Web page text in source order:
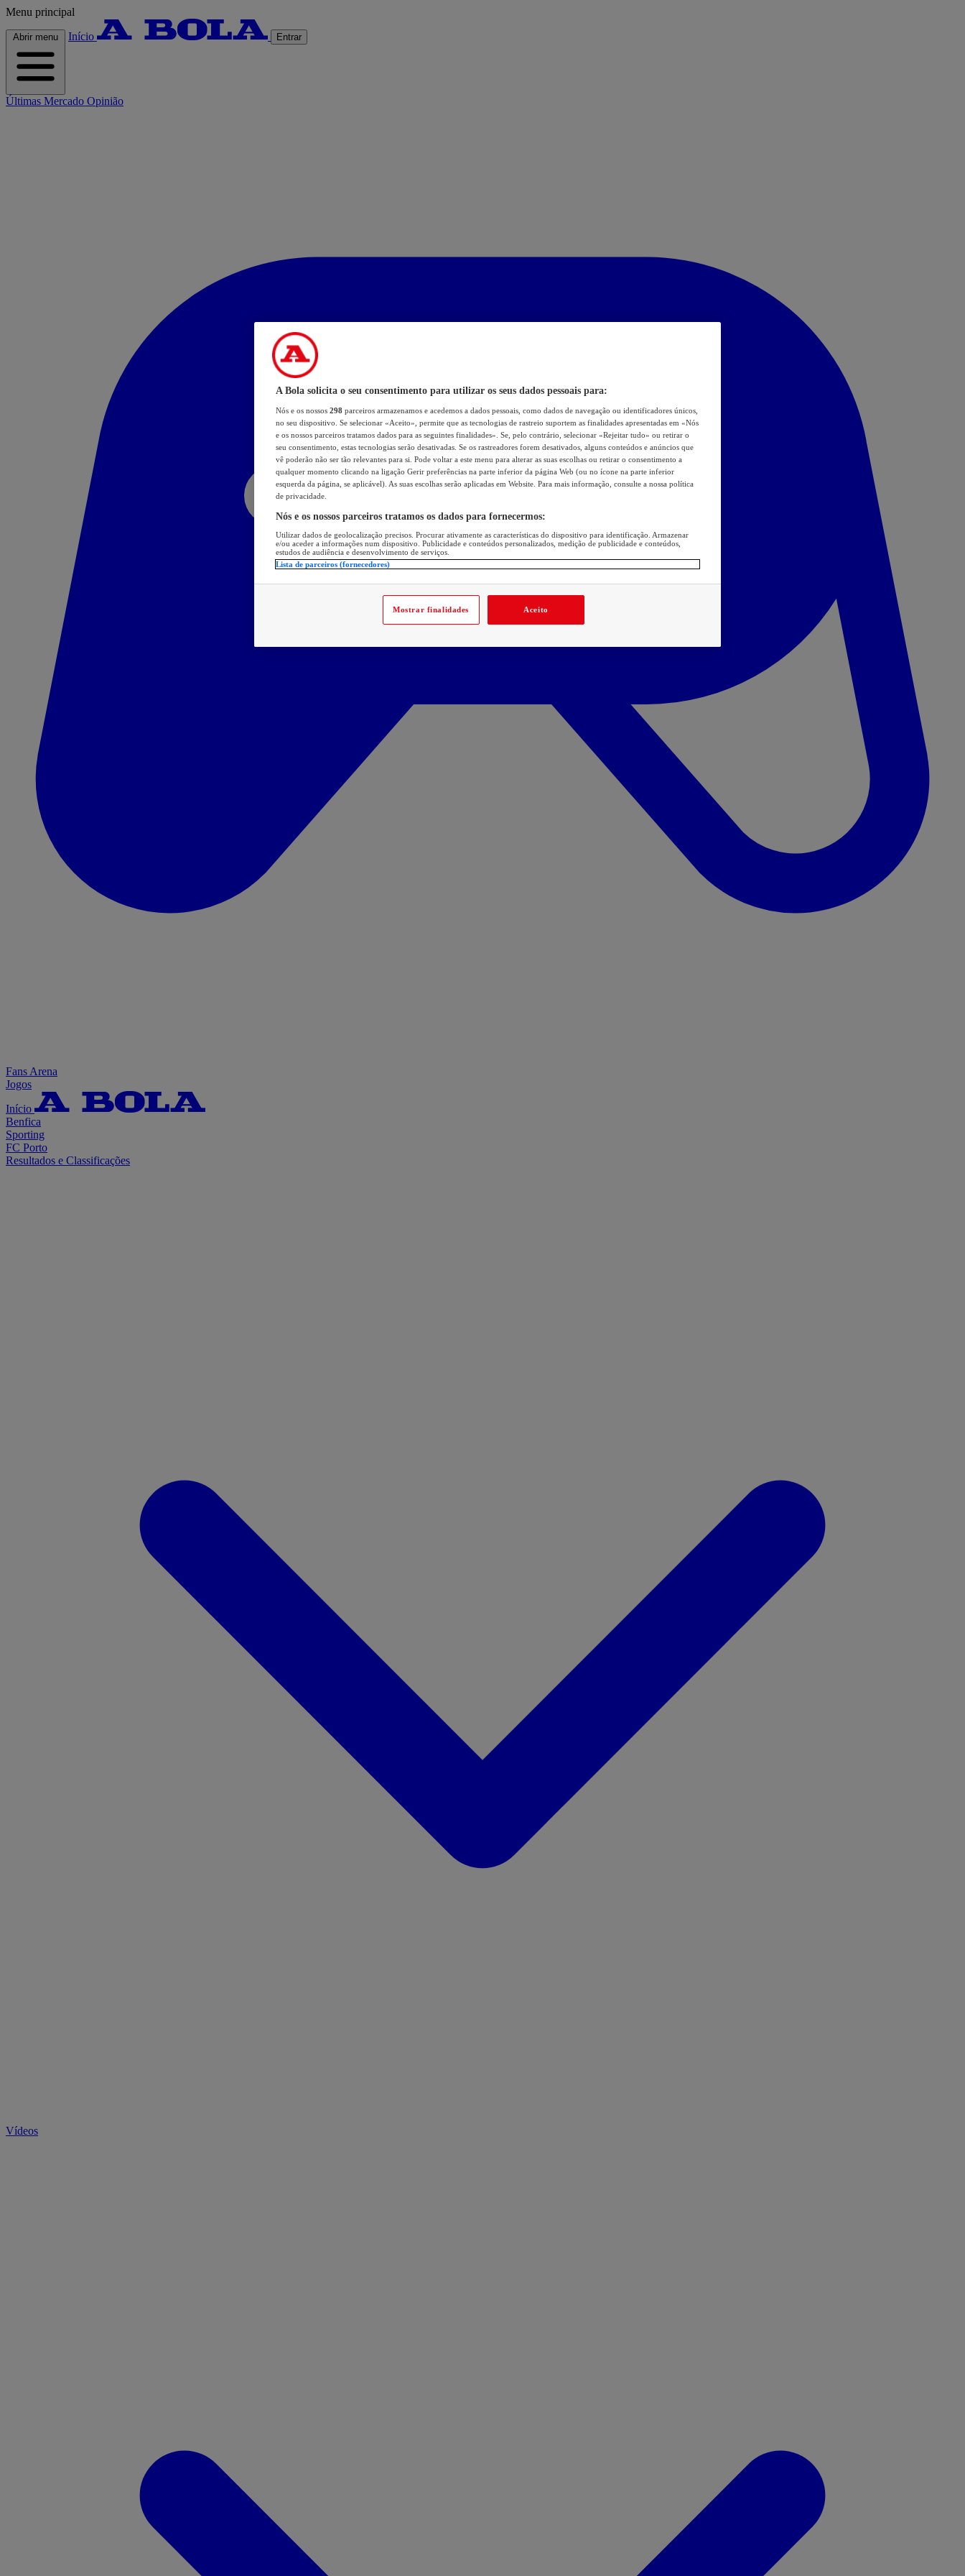
Menu principal
Abrir menu Início Entrar
Últimas Mercado Opinião
Fans Arena
Jogos
Início
Benfica
Sporting
FC Porto
Resultados e Classificações
Vídeos
A Bola solicita o seu consentimento para utilizar os seus dados pessoais para:
Nós e os nossos 298 parceiros armazenamos e acedemos a dados pessoais, como dados de navegação ou identificadores únicos,
no seu dispositivo. Se selecionar «Aceito», permite que as tecnologias de rastreio suportem as finalidades apresentadas em «Nós
e os nossos parceiros tratamos dados para as seguintes finalidades». Se, pelo contrário, selecionar «Rejeitar tudo» ou retirar o
seu consentimento, estas tecnologias serão desativadas. Se os rastreadores forem desativados, alguns conteúdos e anúncios que
vê poderão não ser tão relevantes para si. Pode voltar a este menu para alterar as suas escolhas ou retirar o consentimento a
qualquer momento clicando na ligação Gerir preferências na parte inferior da página Web (ou no ícone na parte inferior
esquerda da página, se aplicável). As suas escolhas serão aplicadas em Website. Para mais informação, consulte a nossa política
de privacidade.
Nós e os nossos parceiros tratamos os dados para fornecermos:
Utilizar dados de geolocalização precisos. Procurar ativamente as características do dispositivo para identificação. Armazenar
e/ou aceder a informações num dispositivo. Publicidade e conteúdos personalizados, medição de publicidade e conteúdos,
estudos de audiência e desenvolvimento de serviços.
Lista de parceiros (fornecedores)
Mostrar finalidades Aceito